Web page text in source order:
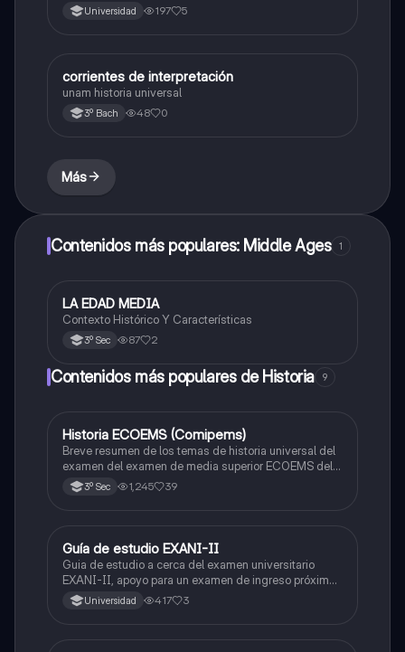
Universidad 197 5
Historia universal contemporánea
corrientes de interpretación
unam historia universal
3º Bach 48 0
Más
Contenidos más populares: Middle Ages 1
Historia
LA EDAD MEDIA
Contexto Histórico Y Características
3º Sec 87 2
Contenidos más populares de Historia 9
Historia
Historia ECOEMS (Comipems)
Breve resumen de los temas de historia universal del
examen del examen de media superior ECOEMS del
valle de México
3º Sec 1,245 39
Historia
Guía de estudio EXANI-II
Guia de estudio a cerca del examen universitario
EXANI-II, apoyo para un examen de ingreso próximo
2026.Universidad 417 3